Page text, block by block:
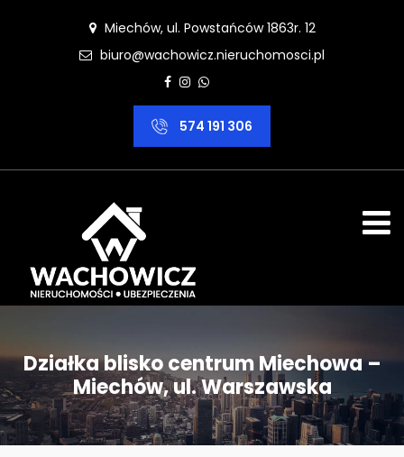
Miechów, ul. Powstańców 1863r. 12
biuro@wachowicz.nieruchomosci.pl
574 191 306
Działka blisko centrum Miechowa –
Miechów, ul. Warszawska